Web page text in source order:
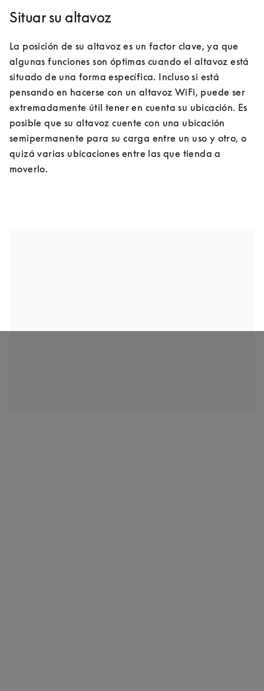
Situar su altavoz
La posición de su altavoz es un factor clave, ya que
algunas funciones son óptimas cuando el altavoz está
situado de una forma específica. Incluso si está
pensando en hacerse con un altavoz WiFi, puede ser
extremadamente útil tener en cuenta su ubicación. Es
posible que su altavoz cuente con una ubicación
semipermanente para su carga entre un uso y otro, o
quizá varias ubicaciones entre las que tienda a
moverlo.